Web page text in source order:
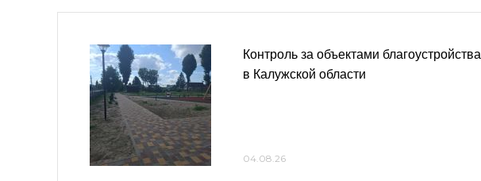
Контроль за объектами благоустройства
в Калужской области
04.08.26